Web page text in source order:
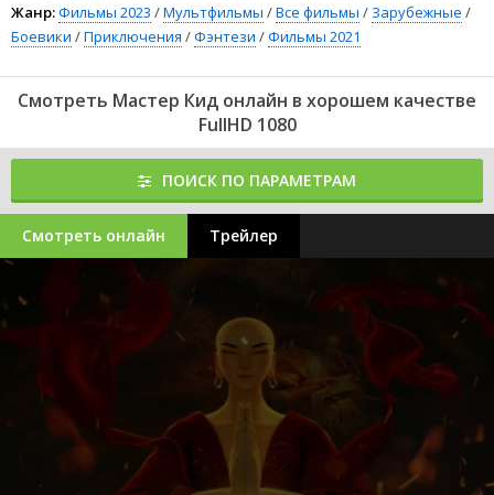
Жанр:Фильмы 2023 /Мультфильмы /Все фильмы / Зарубежные /
Боевики /Приключения /Фэнтези /Фильмы 2021
Смотреть Мастер Кид онлайн в хорошем качестве
FullHD 1080
ПОИСК ПО ПАРАМЕТРАМ
Смотреть онлайн Трейлер